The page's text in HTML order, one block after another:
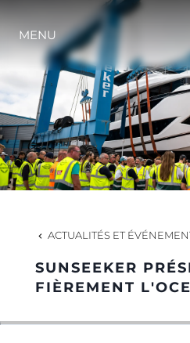
STYLE
LA
NOTRE
NOTRE
MENU
ACTUALITÉS ET
SUNSEEKER
FIÈREMENT